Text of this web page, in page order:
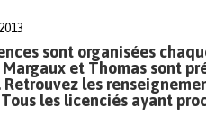
sont organisées
Margaux et Thomas sont
Retrouvez les
les licenciés ayant